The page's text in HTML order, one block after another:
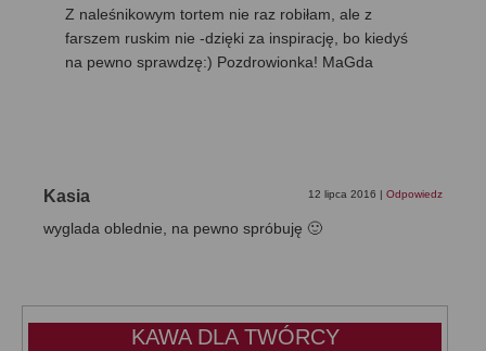
Z naleśnikowym tortem nie raz robiłam, ale z
farszem ruskim nie -dzięki za inspirację, bo kiedyś
na pewno sprawdzę:) Pozdrowionka! MaGda
Kasia 12 lipca 2016 | Odpowiedz
wyglada oblednie, na pewno spróbuję 🙂
KAWA DLA TWÓRCY